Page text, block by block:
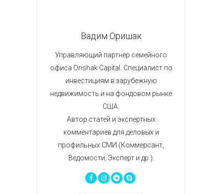
Вадим Оришак
Управляющий партнер семейного
офиса Orishak Capital. Специалист по
инвестициям в зарубежную
недвижимость и на фондовом рынке
США.
Автор статей и экспертных
комментариев для деловых и
профильных СМИ (Коммерсант,
Ведомости, Эксперт и др.).